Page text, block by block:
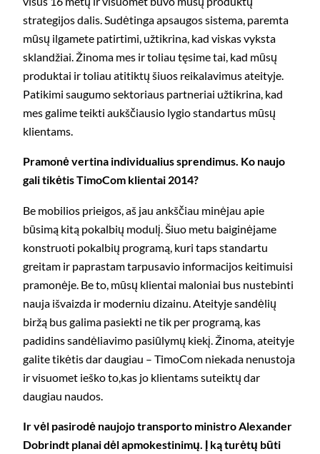
strategijos dalis. Sudėtinga apsaugos sistema, paremta
mūsų ilgamete patirtimi, užtikrina, kad viskas vyksta
sklandžiai. Žinoma mes ir toliau tęsime tai, kad mūsų
produktai ir toliau atitiktų šiuos reikalavimus ateityje.
Patikimi saugumo sektoriaus partneriai užtikrina, kad
mes galime teikti aukščiausio lygio standartus mūsų
klientams.
Pramonė vertina individualius sprendimus. Ko naujo
gali tikėtis TimoCom klientai 2014?
Be mobilios prieigos, aš jau ankščiau minėjau apie
būsimą kitą pokalbių modulį. Šiuo metu baiginėjame
konstruoti pokalbių programą, kuri taps standartu
greitam ir paprastam tarpusavio informacijos keitimuisi
pramonėje. Be to, mūsų klientai maloniai bus nustebinti
nauja išvaizda ir moderniu dizainu. Ateityje sandėlių
biržą bus galima pasiekti ne tik per programą, kas
padidins sandėliavimo pasiūlymų kiekį. Žinoma, ateityje
galite tikėtis dar daugiau – TimoCom niekada nenustoja
ir visuomet ieško to,kas jo klientams suteiktų dar
daugiau naudos.
Ir vėl pasirodė naujojo transporto ministro Alexander
Dobrindt planai dėl apmokestinimų. Į ką turėtų būti